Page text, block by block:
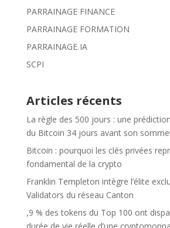
PARRAINAGE FINANCE
PARRAINAGE FORMATION
PARRAINAGE IA
SCPI
Articles récents
La règle des 500 jours : une
du Bitcoin 34 jours avant son
Bitcoin : pourquoi les clés privées
fondamental de la crypto
Franklin Templeton intègre l’élite
Validators du réseau Canton
,9 % des tokens du Top 100 ont